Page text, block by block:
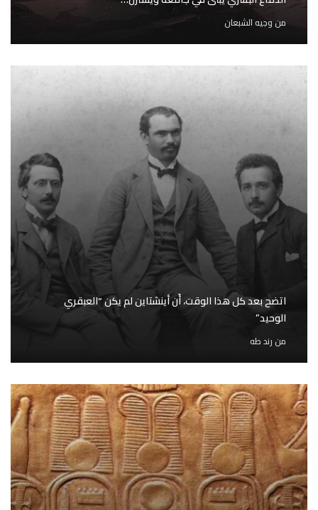
من وجيه الشبعان
اتضح بعد كل هذا الوقت، أَن أينشتاين لم يكن “العبقري
الوحيد”
من رند طه